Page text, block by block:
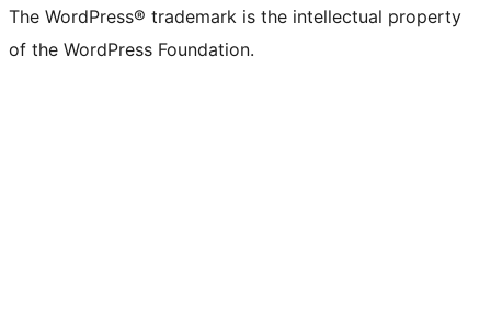
The WordPress® trademark is the intellectual property
of the WordPress Foundation.